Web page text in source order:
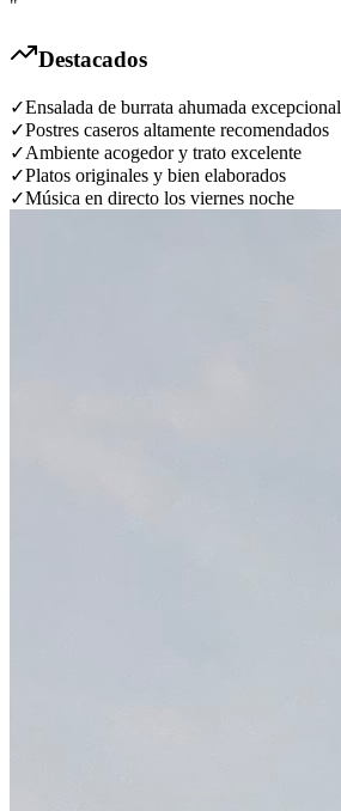
"
Destacados
✓Ensalada de burrata ahumada excepcional
✓Postres caseros altamente recomendados
✓Ambiente acogedor y trato excelente
✓Platos originales y bien elaborados
✓Música en directo los viernes noche